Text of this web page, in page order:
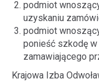
podmiot
uzyskaniu
podmiot
ponieść szkodę
zamawiającego
Krajowa Izba